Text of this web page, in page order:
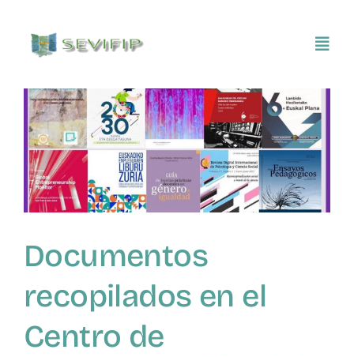
contenido
Inicio
Conócenos
Asociarse
SEVIFIP CONECTA
Documentos
recopilados en el
Centro de